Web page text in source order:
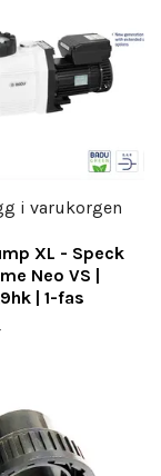
i varukorgen
XL - Speck
Neo VS |
| 1-fas